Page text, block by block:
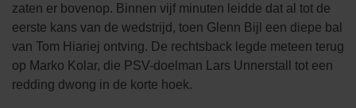
zaten er bovenop. Binnen vijf minuten leidde dat al tot de
eerste kans van de wedstrijd, toen Glenn Bijl een diepe bal
van Tom Hiariej ontving. De rechtsback legde meteen terug
op Marko Kolar, die PSV-doelman Lars Unnerstall tot een
redding dwong in de korte hoek.